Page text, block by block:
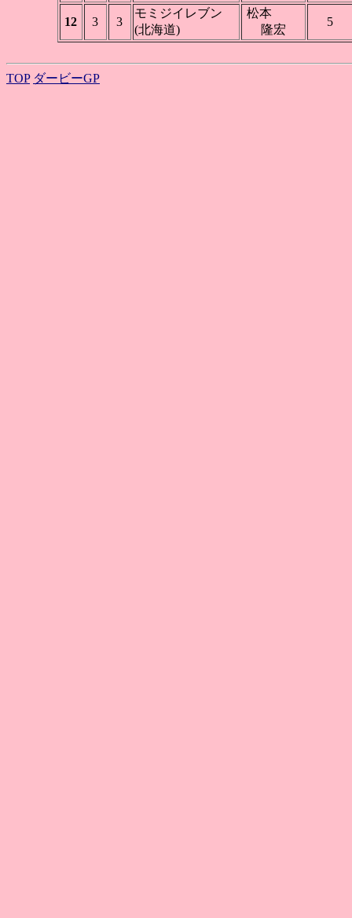
12 3 3
モミジイレブン
(北海道)
松本
隆宏
5
TOP ダービーGP